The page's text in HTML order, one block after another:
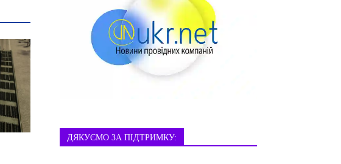
ДЯКУЄМО ЗА ПІДТРИМКУ: